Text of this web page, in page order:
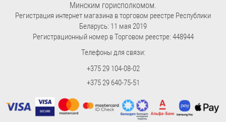
Минским горисполкомом.
Регистрация интернет магазина в торговом реестре Республики
Беларусь: 11 мая 2019
Регистрационный номер в Торговом реестре: 448944
Телефоны для связи:
+375 29 104-08-02
+375 29 640-75-51